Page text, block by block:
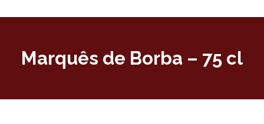
Marquês de Borba – 75 cl